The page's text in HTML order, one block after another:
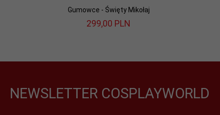
Gumowce - Święty Mikołaj
299,00 PLN
NEWSLETTER COSPLAYWORLD